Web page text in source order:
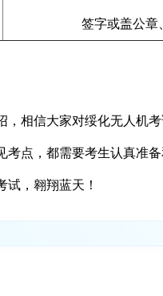
签字或盖公章
相信大家对绥化无人机
考点，都需要考生认真准
，翱翔蓝天！